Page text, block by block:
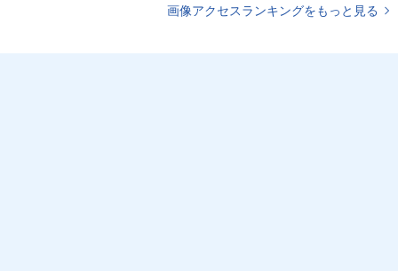
画像アクセスランキングをもっと見る